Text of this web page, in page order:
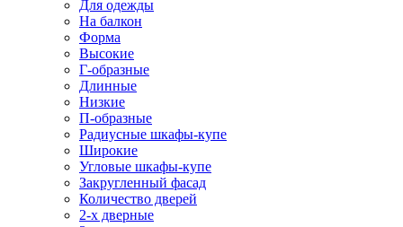
Для одежды
На балкон
Форма
Высокие
Г-образные
Длинные
Низкие
П-образные
Радиусные шкафы-купе
Широкие
Угловые шкафы-купе
Закругленный фасад
Количество дверей
2-х дверные